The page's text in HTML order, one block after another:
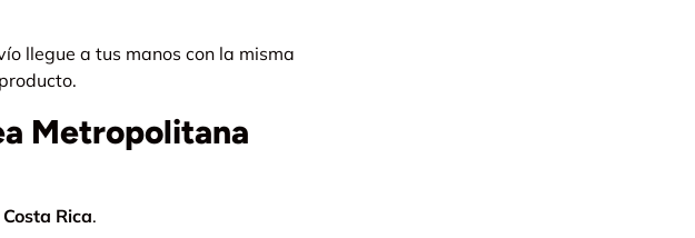
llegue a tus manos con la misma
Metropolitana
Rica.